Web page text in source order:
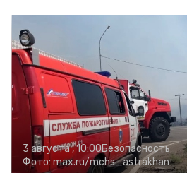
3 августа , 10:00Безопасность
Фото: max.ru/mchs_astrakhan